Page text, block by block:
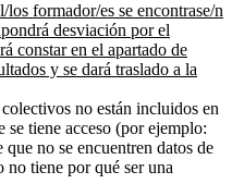
formador/es se encontrase/n
desviación por el
constar en el apartado de
y se dará traslado a la
no están incluidos en
se tiene acceso (por ejemplo:
no se encuentren datos de
tiene por qué ser una